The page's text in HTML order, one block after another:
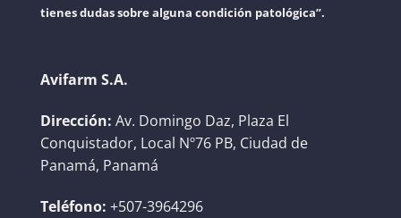
tienes dudas sobre alguna condición patológica”.
Avifarm S.A.
Dirección: Av. Domingo Daz, Plaza El
Conquistador, Local Nº76 PB, Ciudad de
Panamá, Panamá
Teléfono: +507-3964296